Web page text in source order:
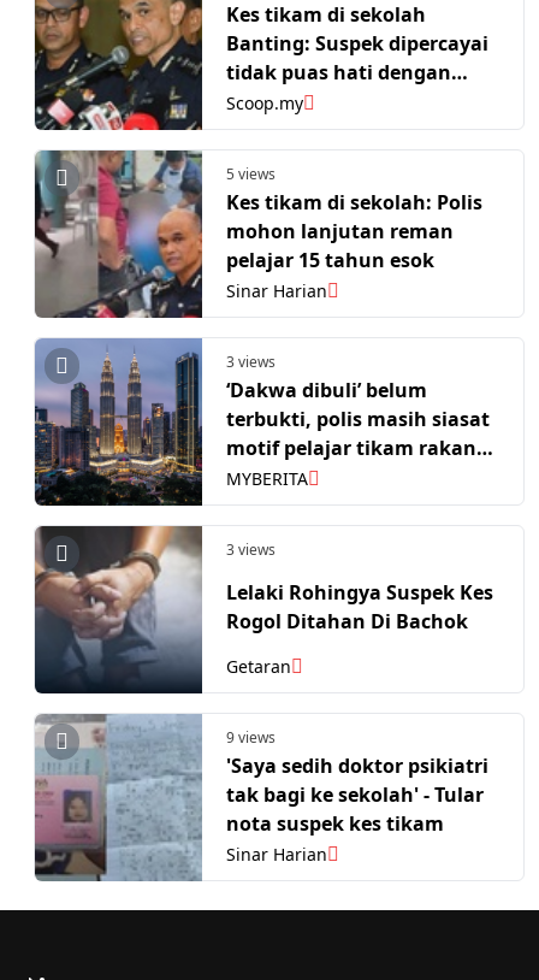
Kes tikam di sekolah
Banting: Suspek dipercayai
tidak puas hati dengan
beberapa individu
Scoop.my
5 views
Kes tikam di sekolah: Polis
mohon lanjutan reman
pelajar 15 tahun esok
Sinar Harian
3 views
‘Dakwa dibuli’ belum
terbukti, polis masih siasat
motif pelajar tikam rakan
16 kali
MYBERITA
3 views
Lelaki Rohingya Suspek Kes
Rogol Ditahan Di Bachok
Getaran
9 views
'Saya sedih doktor psikiatri
tak bagi ke sekolah' - Tular
nota suspek kes tikam
Sinar Harian